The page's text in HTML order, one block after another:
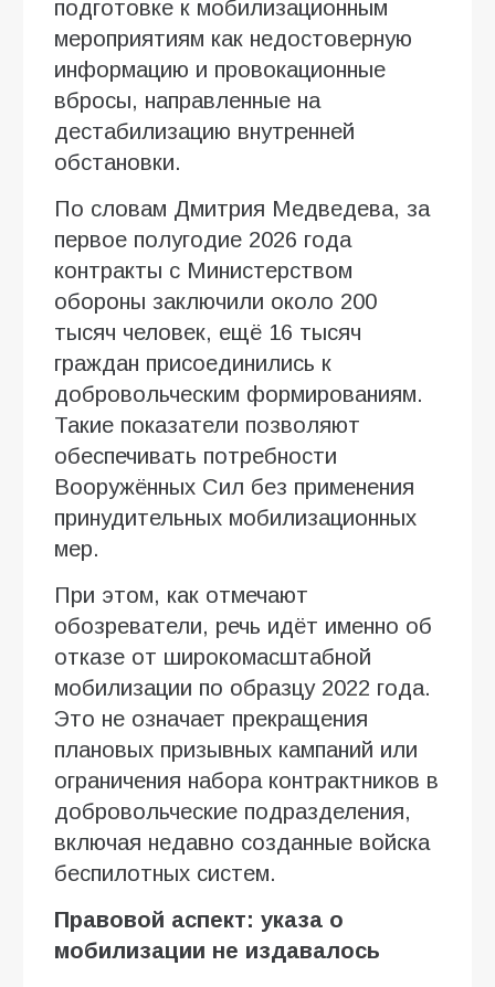
подготовке к мобилизационным
мероприятиям как недостоверную
информацию и провокационные
вбросы, направленные на
дестабилизацию внутренней
обстановки.
По словам Дмитрия Медведева, за
первое полугодие 2026 года
контракты с Министерством
обороны заключили около 200
тысяч человек, ещё 16 тысяч
граждан присоединились к
добровольческим формированиям.
Такие показатели позволяют
обеспечивать потребности
Вооружённых Сил без применения
принудительных мобилизационных
мер.
При этом, как отмечают
обозреватели, речь идёт именно об
отказе от широкомасштабной
мобилизации по образцу 2022 года.
Это не означает прекращения
плановых призывных кампаний или
ограничения набора контрактников в
добровольческие подразделения,
включая недавно созданные войска
беспилотных систем.
Правовой аспект: указа о
мобилизации не издавалось